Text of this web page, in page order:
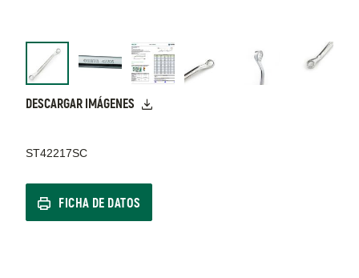
DESCARGAR IMÁGENES
ST42217SC
FICHA DE DATOS